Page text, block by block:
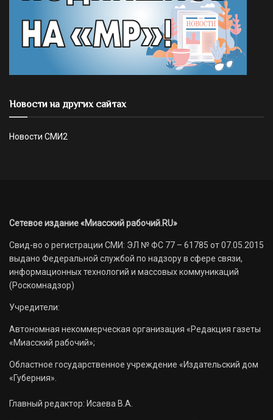
Новости на других сайтах
Новости СМИ2
Сетевое издание «Миасский рабочий.RU»
Свид-во о регистрации СМИ: ЭЛ № ФС 77 – 61785 от 07.05.2015
выдано Федеральной службой по надзору в сфере связи,
информационных технологий и массовых коммуникаций
(Роскомнадзор)
Учредители:
Автономная некоммерческая организация «Редакция газеты
«Миасский рабочий»;
Областное государственное учреждение «Издательский дом
«Губерния».
Главный редактор: Исаева В.А.